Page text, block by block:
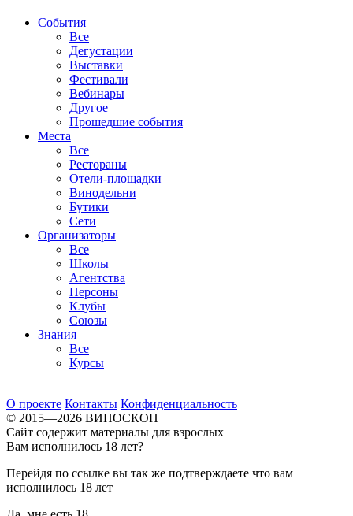
События
Все
Дегустации
Выставки
Фестивали
Вебинары
Другое
Прошедшие события
Места
Все
Рестораны
Отели-площадки
Винодельни
Бутики
Сети
Организаторы
Все
Школы
Агентства
Персоны
Клубы
Союзы
Знания
Все
Курсы
О проекте Контакты Конфиденциальность
© 2015—2026 ВИНОСКОП
Сайт содержит материалы для взрослых
Вам исполнилось 18 лет?
Перейдя по ссылке вы так же подтверждаете что вам
исполнилось 18 лет